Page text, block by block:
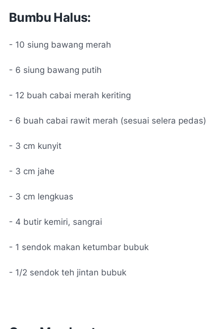
Bumbu Halus:
- 10 siung bawang merah
- 6 siung bawang putih
- 12 buah cabai merah keriting
- 6 buah cabai rawit merah (sesuai selera pedas)
- 3 cm kunyit
- 3 cm jahe
- 3 cm lengkuas
- 4 butir kemiri, sangrai
- 1 sendok makan ketumbar bubuk
- 1/2 sendok teh jintan bubuk